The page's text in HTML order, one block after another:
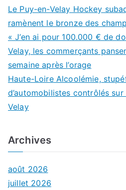
Le Puy-en-Velay Hockey
ramènent le bronze des
« J’en ai pour 100.000 € de
Velay, les commerçants
semaine après l’orage
Haute-Loire Alcoolémie,
d’automobilistes contrôlés
Velay
Archives
août 2026
juillet 2026